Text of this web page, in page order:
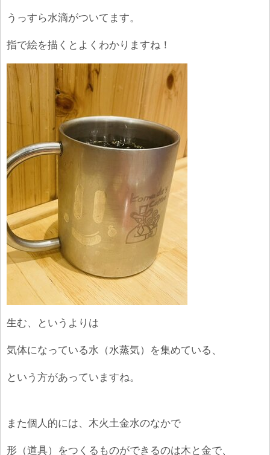
うっすら水滴がついてます。
指で絵を描くとよくわかりますね！
生む、というよりは
気体になっている水（水蒸気）を集めている、
という方があっていますね。
また個人的には、木火土金水のなかで
形（道具）をつくるものができるのは木と金で、